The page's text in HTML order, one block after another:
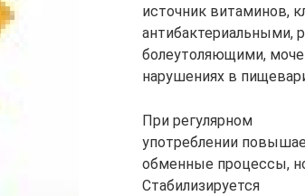
источник витаминов,
антибактериальными,
болеутоляющими,
нарушениях в
При регулярном
употреблении
обменные процессы,
Стабилизируется